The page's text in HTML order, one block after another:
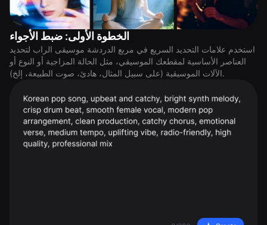
الخطوة الأولى: ضبط الأجواء
استخدم علامات التحديد السريع في مربع الدردشة موسيقى الراب لتحديد
العناصر الأساسية لمقطعك الموسيقي، مثل الحالة المزاجية أو النوع أو
الآلات الموسيقية (على سبيل المثال، هادئ، صوت الطبيعة، إلخ).